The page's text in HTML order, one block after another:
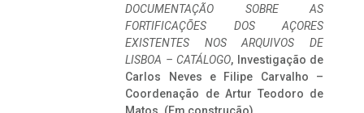
DOCUMENTAÇÃO SOBRE AS
FORTIFICAÇÕES DOS AÇORES
EXISTENTES NOS ARQUIVOS DE
LISBOA – CATÁLOGO, Investigação de
Carlos Neves e Filipe Carvalho –
Coordenação de Artur Teodoro de